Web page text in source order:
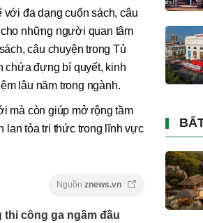
đa dạng cuốn sách, câu
những người quan tâm
câu chuyện trong Tủ
chứa đựng bí quyết, kinh
lâu năm trong ngành.
mà còn giúp mở rộng tầm
lan tỏa tri thức trong lĩnh vực
Nguồn znews.vn
thi công ga ngầm đầu